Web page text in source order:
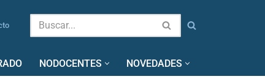
NODOCENTES NOVEDADES